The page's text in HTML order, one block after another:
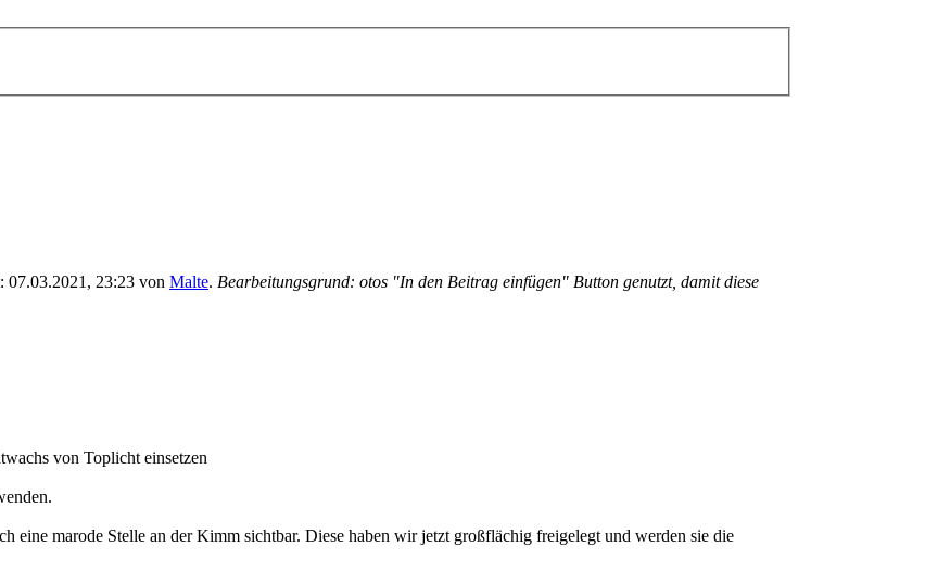
07.03.2021, 23:23 von Malte. Bearbeitungsgrund: otos "In den Beitrag einfügen" Button genutzt, damit diese
von Toplicht einsetzen
eine marode Stelle an der Kimm sichtbar. Diese haben wir jetzt großflächig freigelegt und werden sie die